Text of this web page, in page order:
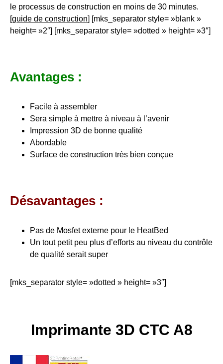
le processus de construction en moins de 30 minutes.
guide de construction ] [mks_separator style= »blank »
height= »2″] [mks_separator style= »dotted » height= »3″]
Avantages :
Facile à assembler
Sera simple à mettre à niveau à l’avenir
Impression 3D de bonne qualité
Abordable
Surface de construction très bien conçue
Désavantages :
Pas de Mosfet externe pour le HeatBed
Un tout petit peu plus d’efforts au niveau du contrôle
de qualité serait super
[mks_separator style= »dotted » height= »3″]
Imprimante 3D CTC A8